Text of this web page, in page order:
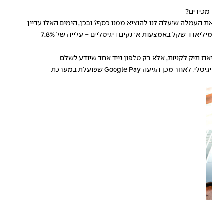
העמלה שיעלה לנו להוציא ממנו כסף? ובכן, הימים האלו עדיין
קיימים, אבל התחזיות אומרות שהם בדרך לעזוב אותנו, וכולנו נשתמש יותר ויותר בארנקים דיגיטליים. רק במהלך נובמבר 2022 הישראלים הוציאו 2.16 מיליארד שקל באמצעות ארנקים דיגיטליים - עלייה של 7.8%
תיק לקניות, אלא רק טלפון נייד אחד שיודע לשלם
בסופרמרקט, במסעדה ואפילו במונית. בראשונה הייתה אפל שכבר ב-2015 השיקה את שירות ה-Apple Pay שהאיץ את החדירה לשוק של הארנק הדיגיטלי. לאחר מכן הגיעה Google Pay שפועלת במערכת